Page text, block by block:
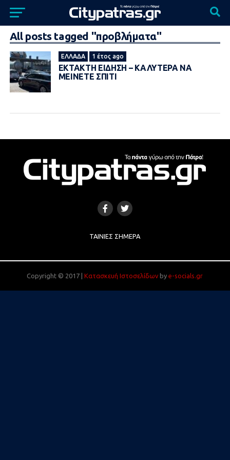
All posts tagged "προβλήματα"
ΕΛΛΆΔΑ 1 έτος ago
ΕΚΤΑΚΤΗ ΕΙΔΗΣΗ – ΚΑΛΥΤΕΡΑ ΝΑ
ΜΕΙΝΕΤΕ ΣΠΙΤΙ
ΤΑΙΝΊΕΣ ΣΉΜΕΡΑ
Copyright © 2017 |Κατασκευή Ιστοσελίδων bye-socials.gr